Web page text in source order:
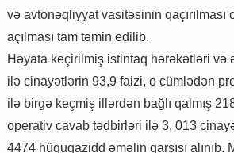
və avtonəqliyyat vasitəsinin qaçırılması
açılması tam təmin edilib.
Həyata keçirilmiş istintaq hərəkətləri və
ilə cinayətlərin 93,9 faizi, o cümlədən
ilə birgə keçmiş illərdən bağlı qalmış
operativ cavab tədbirləri ilə 3, 013
4474 hüquqazidd əməlin qarşısı alınıb.